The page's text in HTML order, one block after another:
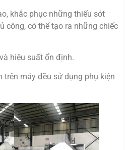
khắc phục những thiếu sót
công, có thể tạo ra những chiếc
hiệu suất ổn định.
trên máy đều sử dụng phụ kiện